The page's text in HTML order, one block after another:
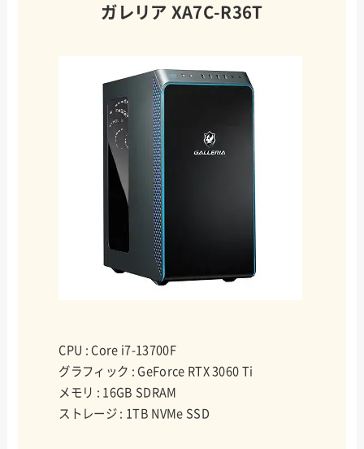
ガレリア XA7C-R36T
CPU : Core i7-13700F
グラフィック : GeForce RTX 3060 Ti
メモリ : 16GB SDRAM
ストレージ : 1TB NVMe SSD